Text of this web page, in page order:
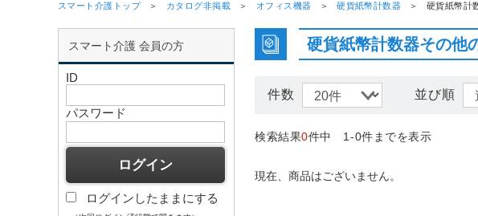
スマート介護トップ カタログ非掲載 オフィス機器 硬貨紙幣計数器 硬貨紙幣計
スマート介護 会員の方
ID
パスワード
ログインしたままにする
硬貨紙幣計数器その他
件数 並び順
検索結果0件中 1-0件までを表示
現在、商品はございません。